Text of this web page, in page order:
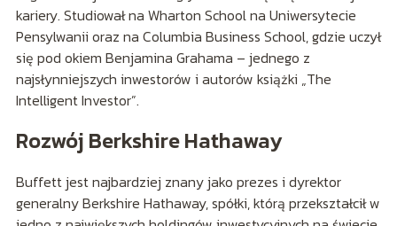
kariery. Studiował na Wharton School na Uniwersytecie
Pensylwanii oraz na Columbia Business School, gdzie uczył
się pod okiem Benjamina Grahama – jednego z
najsłynniejszych inwestorów i autorów książki „The
Intelligent Investor”.
Rozwój Berkshire Hathaway
Buffett jest najbardziej znany jako prezes i dyrektor
generalny Berkshire Hathaway, spółki, którą przekształcił w